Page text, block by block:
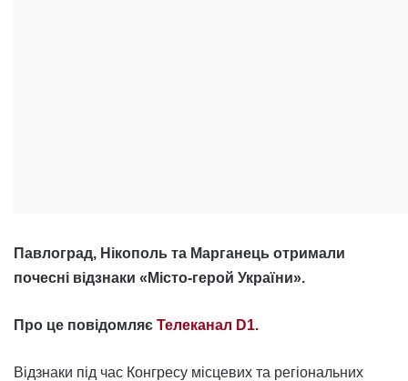
Павлоград, Нікополь та Марганець отримали
почесні відзнаки «Місто-герой України».
Про це повідомляє Телеканал D1.
Відзнаки під час Конгресу місцевих та регіональних